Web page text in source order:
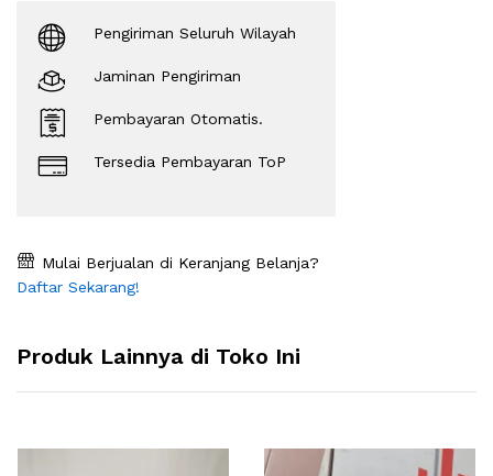
Pengiriman Seluruh Wilayah
Jaminan Pengiriman
Pembayaran Otomatis.
Tersedia Pembayaran ToP
Mulai Berjualan di Keranjang Belanja?
Daftar Sekarang!
Produk Lainnya di Toko Ini